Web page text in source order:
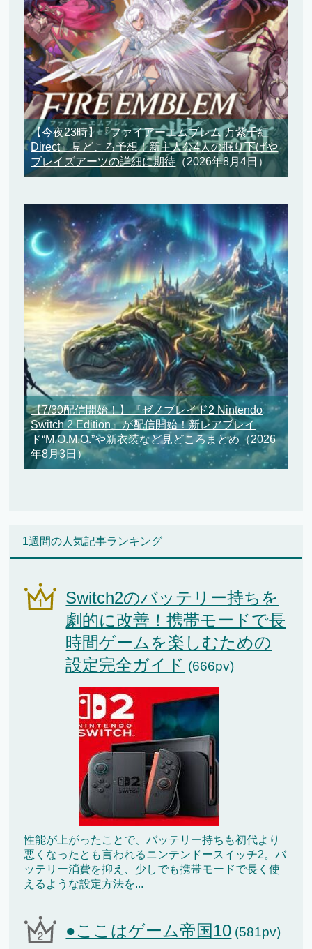
【今夜23時】『ファイアーエムブレム 万紫千紅
Direct』見どころ予想！新主人公4人の掘り下げや
ブレイズアーツの詳細に期待 （2026年8月4日）
【7/30配信開始！】『ゼノブレイド2 Nintendo
Switch 2 Edition』が配信開始！新レアブレイ
ド“M.O.M.O.”や新衣装など見どころまとめ（2026
年8月3日）
1週間の人気記事ランキング
Switch2のバッテリー持ちを
劇的に改善！携帯モードで長
時間ゲームを楽しむための
設定完全ガイド (666pv)
性能が上がったことで、バッテリー持ちも初代より
悪くなったとも言われるニンテンドースイッチ2。バ
ッテリー消費を抑え、少しでも携帯モードで長く使
えるような設定方法を...
●ここはゲーム帝国10 (581pv)